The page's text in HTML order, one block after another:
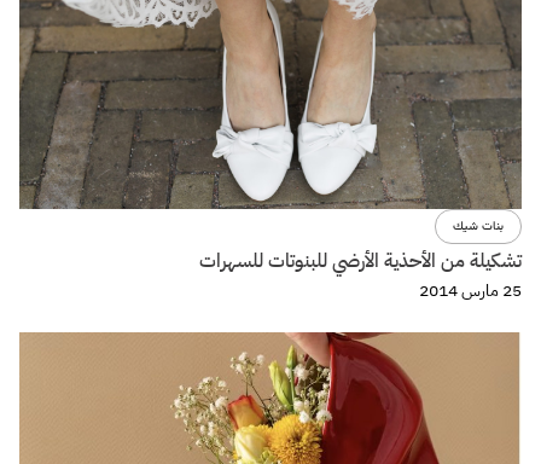
بنات شيك
تشكيلة من الأحذية الأرضي للبنوتات للسهرات
25 مارس 2014